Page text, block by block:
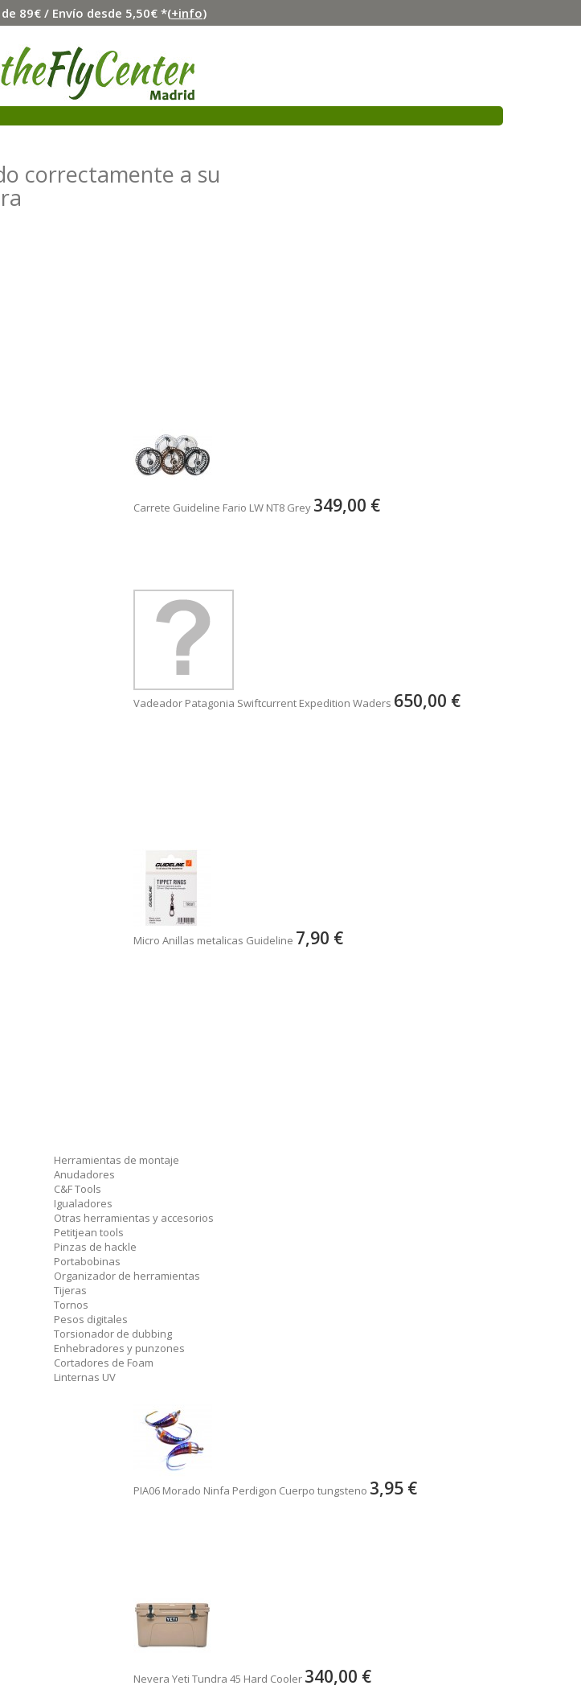
89€ / Envío desde 5,50€ *(+info)
correctamente a su
Carrete Guideline Fario LW NT8 Grey 349,00 €
Vadeador Patagonia Swiftcurrent Expedition Waders 650,00 €
Micro Anillas metalicas Guideline 7,90 €
Herramientas de montaje
Anudadores
C&F Tools
Igualadores
Otras herramientas y accesorios
Petitjean tools
Pinzas de hackle
Portabobinas
Organizador de herramientas
Tijeras
Tornos
Pesos digitales
Torsionador de dubbing
Enhebradores y punzones
Cortadores de Foam
Linternas UV
PIA06 Morado Ninfa Perdigon Cuerpo tungsteno 3,95 €
Nevera Yeti Tundra 45 Hard Cooler 340,00 €